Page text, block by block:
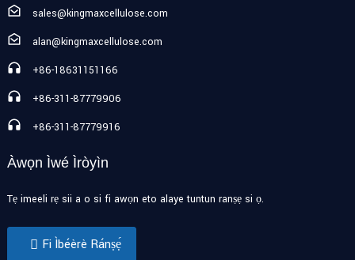
sales@kingmaxcellulose.com
alan@kingmaxcellulose.com
+86-18631151166
+86-311-87779906
+86-311-87779916
Àwọn Ìwé Ìròyìn
Tẹ imeeli rẹ sii a o si fi awọn eto alaye tuntun ranṣẹ si ọ.
Fi Ìbéèrè Ránṣẹ́